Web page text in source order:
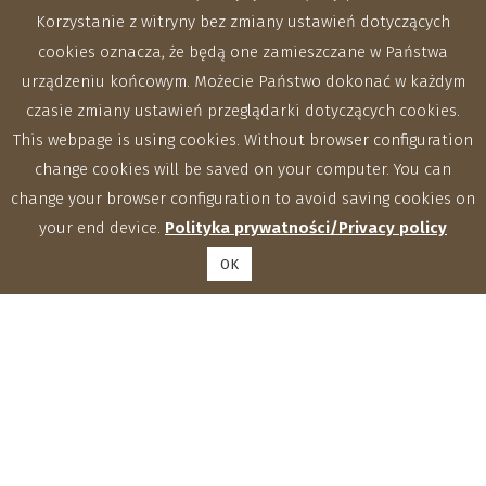
Korzystanie z witryny bez zmiany ustawień dotyczących
cookies oznacza, że będą one zamieszczane w Państwa
urządzeniu końcowym. Możecie Państwo dokonać w każdym
czasie zmiany ustawień przeglądarki dotyczących cookies.
This webpage is using cookies. Without browser configuration
change cookies will be saved on your computer. You can
change your browser configuration to avoid saving cookies on
your end device. Polityka prywatności/Privacy policy
OK